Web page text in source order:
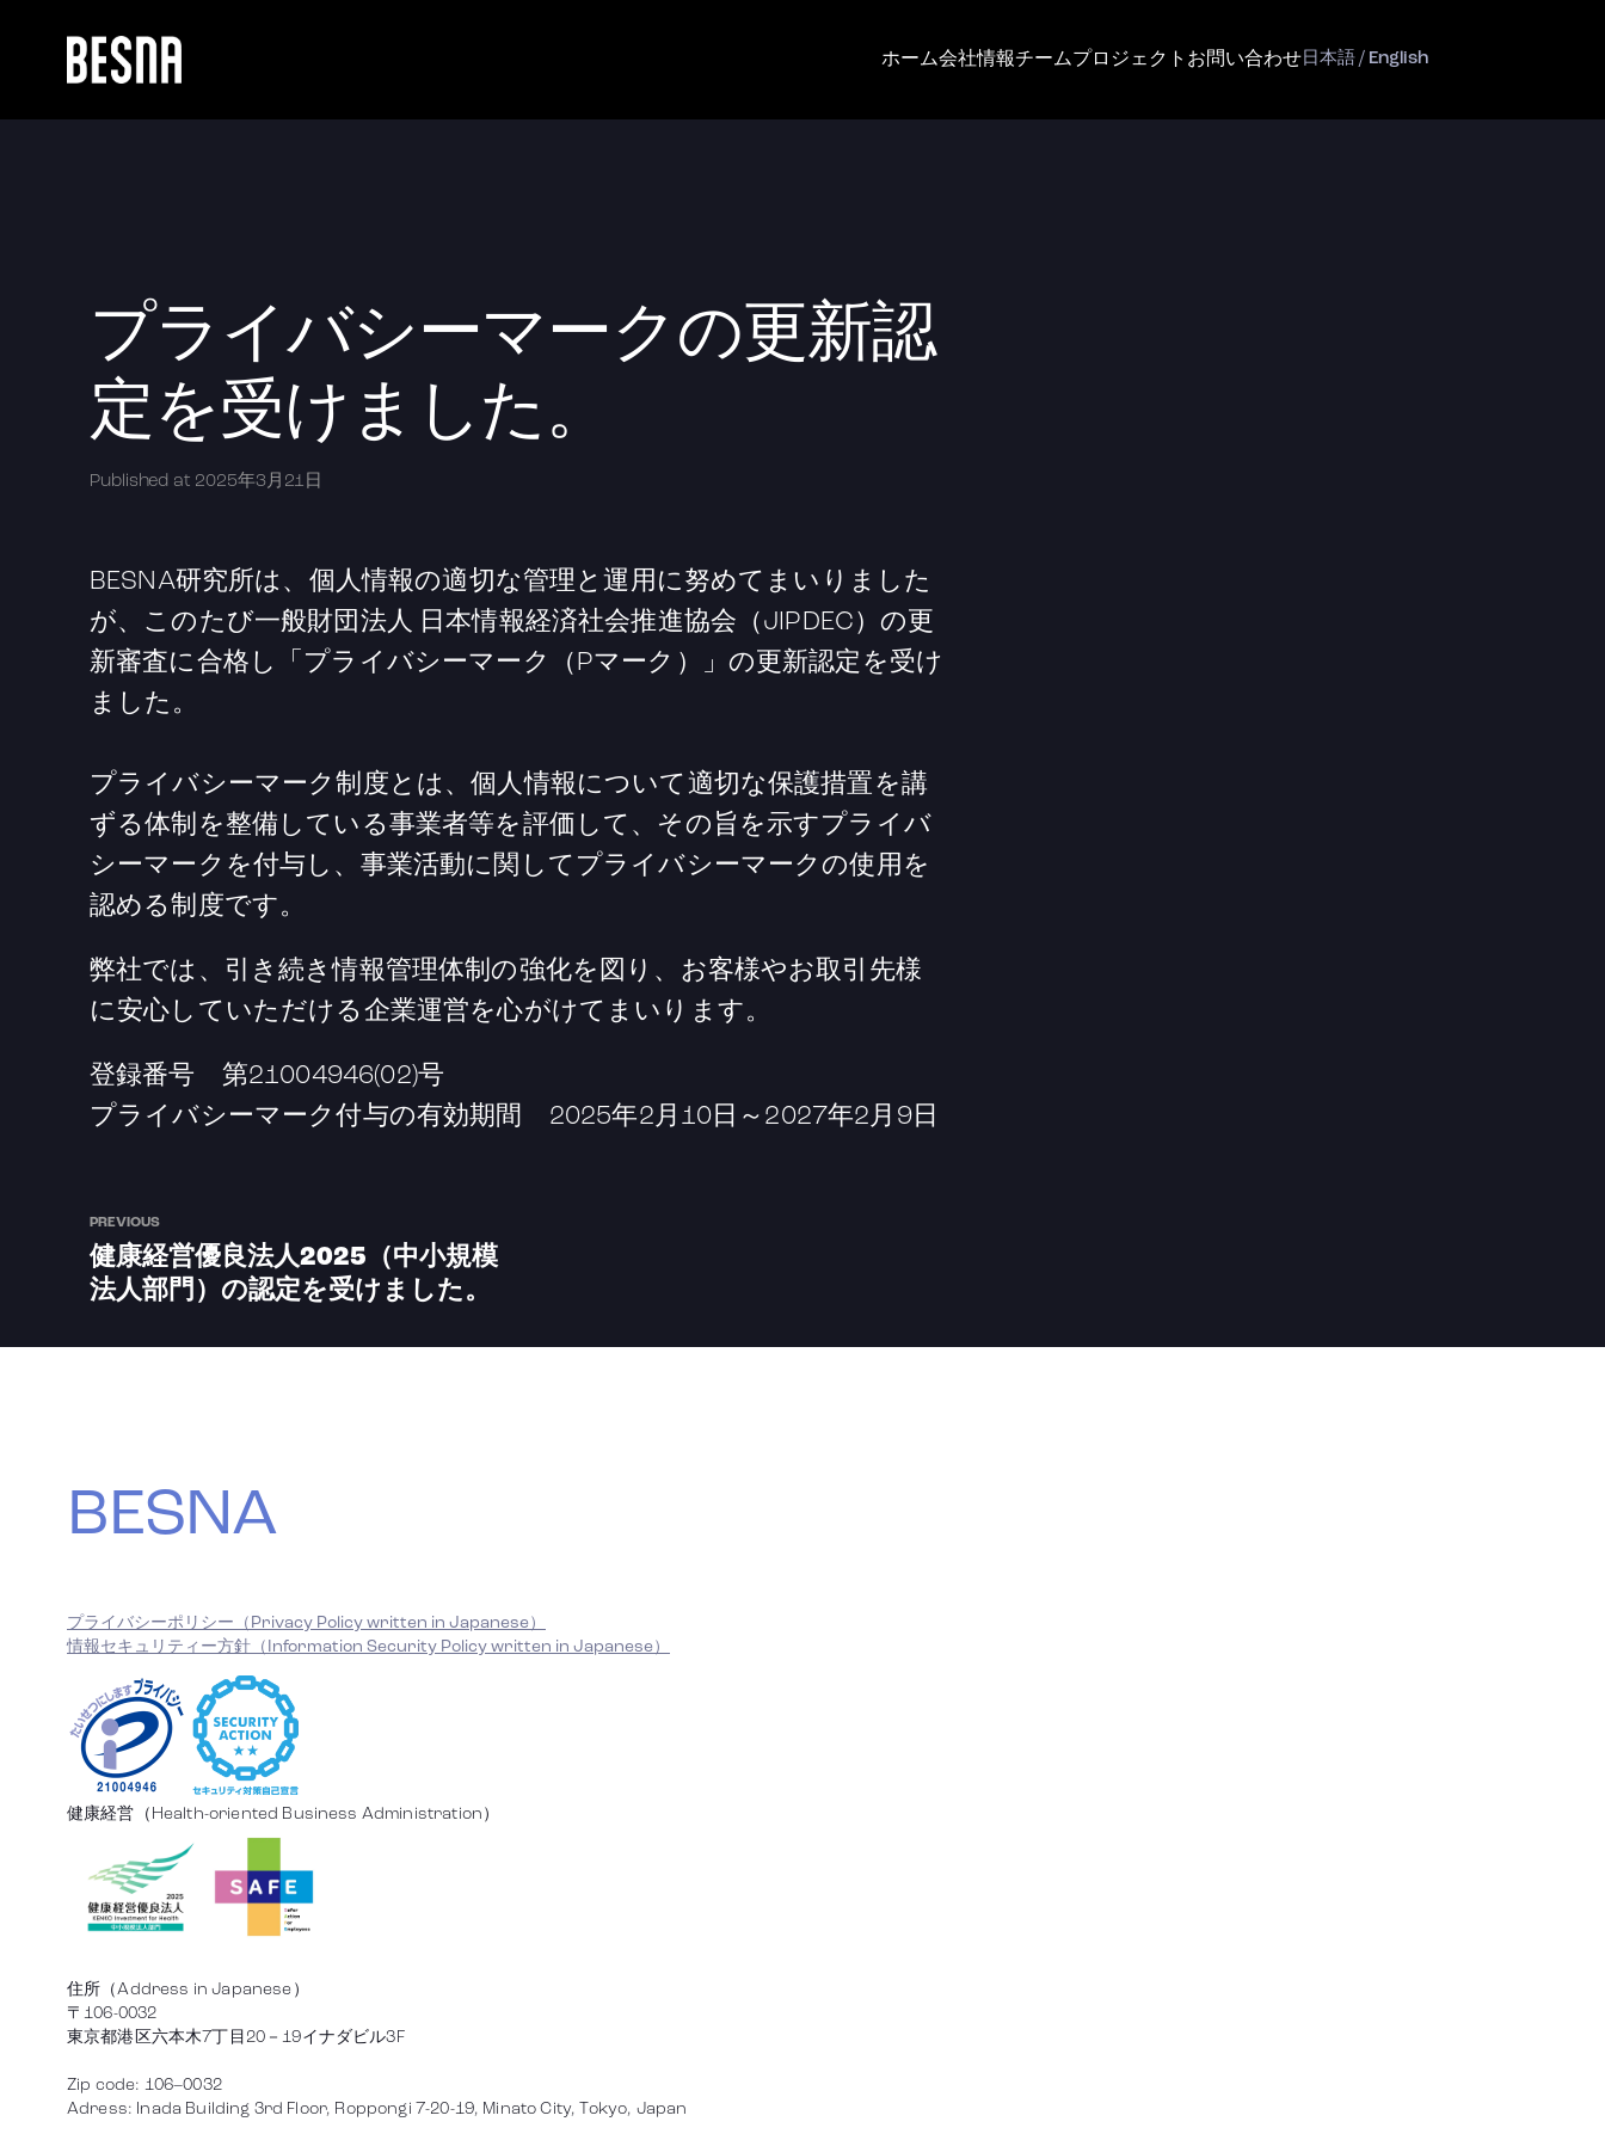
ホーム会社情報チームプロジェクト お問い合わせ 日本語 / English
プライバシーマークの更新認
定を受けました。
Published at 2025年3月21日
BESNA研究所は、個人情報の適切な管理と運用に努めてまいりました
が、このたび一般財団法人 日本情報経済社会推進協会（JIPDEC）の更
新審査に合格し「プライバシーマーク（Pマーク）」の更新認定を受け
ました。
プライバシーマーク制度とは、個人情報について適切な保護措置を講
ずる体制を整備している事業者等を評価して、その旨を示すプライバ
シーマークを付与し、事業活動に関してプライバシーマークの使用を
認める制度です。
弊社では、引き続き情報管理体制の強化を図り、お客様やお取引先様
に安心していただける企業運営を心がけてまいります。
登録番号 第21004946(02)号
プライバシーマーク付与の有効期間 2025年2月10日～2027年2月9日
PREVIOUS
健康経営優良法人2025（中小規模
法人部門）の認定を受けました。
BESNA
プライバシーポリシー（Privacy Policy written in Japanese）
情報セキュリティー方針（Information Security Policy written in Japanese）
健康経営（Health-oriented Business Administration）
住所（Address in Japanese）
〒106-0032
東京都港区六本木7丁目20－19イナダビル3F
Zip code: 106–0032
Adress: Inada Building 3rd Floor, Roppongi 7-20-19, Minato City, Tokyo, Japan